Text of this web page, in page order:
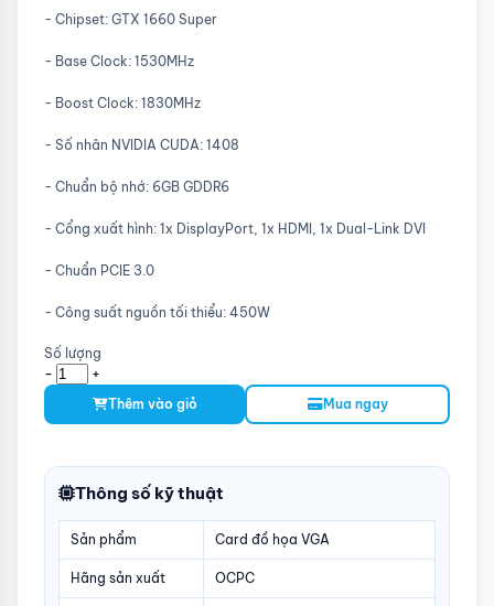
- Chipset: GTX 1660 Super
- Base Clock: 1530MHz
- Boost Clock: 1830MHz
- Số nhân NVIDIA CUDA: 1408
- Chuẩn bộ nhớ: 6GB GDDR6
- Cổng xuất hình: 1x DisplayPort, 1x HDMI, 1x Dual-Link DVI
- Chuẩn PCIE 3.0
- Công suất nguồn tối thiểu: 450W
Số lượng
- +
Thêm vào giỏ Mua ngay
Thông số kỹ thuật
Sản phẩm Card đồ họa VGA
Hãng sản xuất OCPC